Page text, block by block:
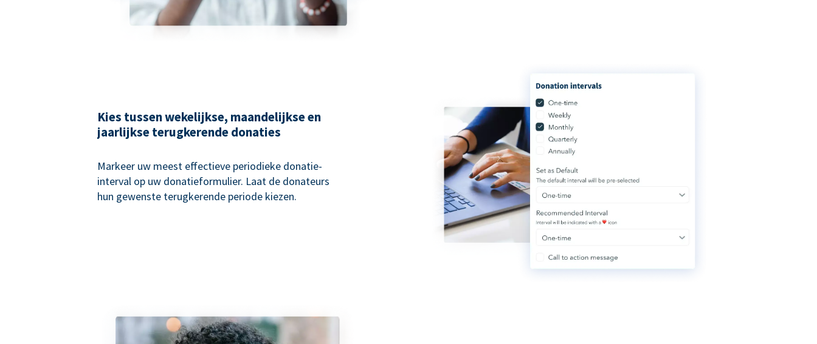
Kies tussen wekelijkse, maandelijkse en
jaarlijkse terugkerende donaties
Markeer uw meest effectieve periodieke donatie-
interval op uw donatieformulier. Laat de donateurs
hun gewenste terugkerende periode kiezen.